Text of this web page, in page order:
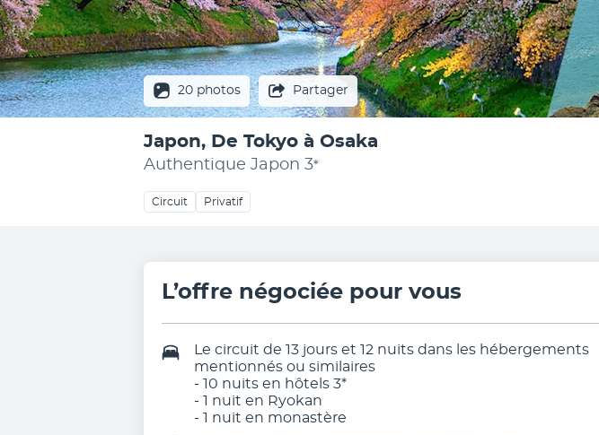
20 photos Partager
Japon, De Tokyo à Osaka
Authentique Japon 3*
Circuit Privatif
L’offre négociée pour vous
Le circuit de 13 jours et 12 nuits dans les hébergements
mentionnés ou similaires
- 10 nuits en hôtels 3*
- 1 nuit en Ryokan
- 1 nuit en monastère